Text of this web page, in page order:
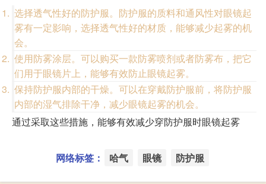
选择透气性好的防护服。防护服的质料和通风性对眼镜起
雾有一定影响，选择透气性好的材质，能够减少起雾的机
会。
使用防雾涂层。可以购买一款防雾喷剂或者防雾布，把它
们用于眼镜片上，能够有效防止眼镜起雾。
保持防护服内部的干燥。可以在穿戴防护服前，将防护服
内部的湿气排除干净，减少眼镜起雾的机会。
通过采取这些措施，能够有效减少穿防护服时眼镜起雾
网络标签： 哈气 眼镜 防护服